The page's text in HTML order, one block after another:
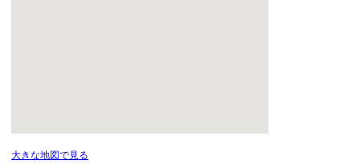
大きな地図で見る